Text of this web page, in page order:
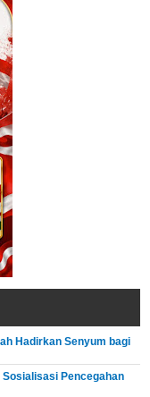
Hadirkan Senyum bagi
Pencegahan